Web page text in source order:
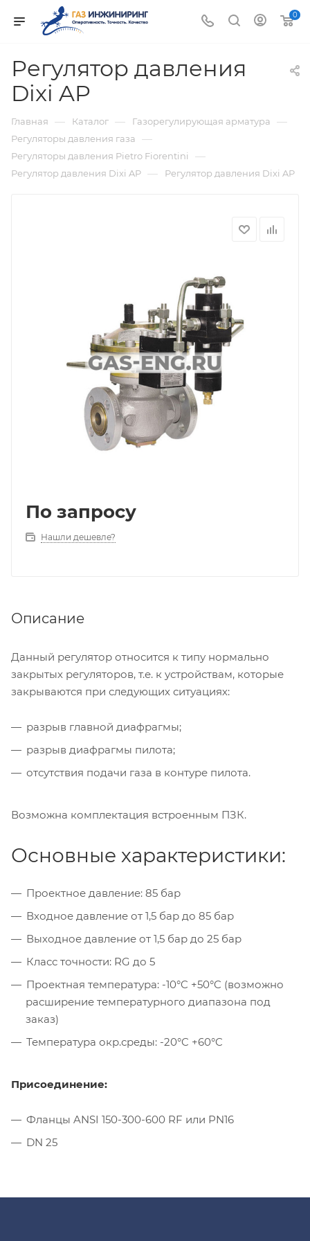
0
Регулятор давления
Dixi AP
Главная — Каталог — Газорегулирующая арматура —
Регуляторы давления газа —
Регуляторы давления Pietro Fiorentini —
Регулятор давления Dixi AP — Регулятор давления Dixi AP
По запросу
Нашли дешевле?
Описание
Данный регулятор относится к типу нормально
закрытых регуляторов, т.е. к устройствам, которые
закрываются при следующих ситуациях:
разрыв главной диафрагмы;
разрыв диафрагмы пилота;
отсутствия подачи газа в контуре пилота.
Возможна комплектация встроенным ПЗК.
Основные характеристики:
Проектное давление: 85 бар
Входное давление от 1,5 бар до 85 бар
Выходное давление от 1,5 бар до 25 бар
Класс точности: RG до 5
Проектная температура: -10°C +50°C (возможно
расширение температурного диапазона под
заказ)
Температура окр.среды: -20°C +60°C
Присоединение:
Фланцы ANSI 150-300-600 RF или PN16
DN 25